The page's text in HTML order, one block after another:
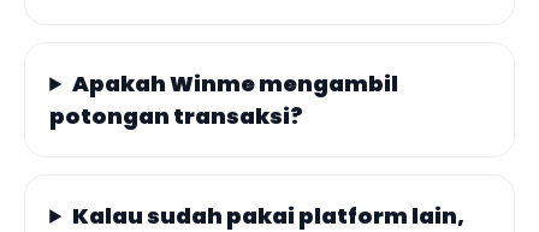
Apakah Winme mengambil
potongan transaksi?
Kalau sudah pakai platform lain,